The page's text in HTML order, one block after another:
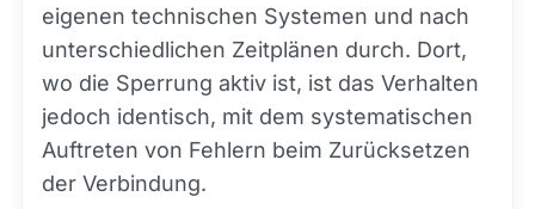
eigenen technischen Systemen und nach
unterschiedlichen Zeitplänen durch. Dort,
wo die Sperrung aktiv ist, ist das Verhalten
jedoch identisch, mit dem systematischen
Auftreten von Fehlern beim Zurücksetzen
der Verbindung.